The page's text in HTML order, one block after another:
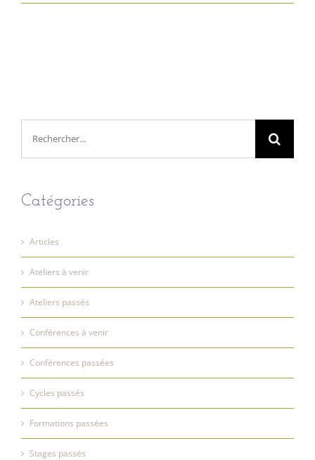
Catégories
Articles
Ateliers à venir
Ateliers passés
Conférences à venir
Conférences passées
Cycles passés
Formations passées
Stages passés